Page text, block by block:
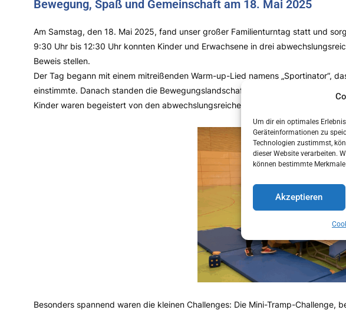
Um dir ein optimales
Geräteinformationen zu
Technologien zustimmst,
dieser Website verarbeiten.
können bestimmte
Akzeptieren
Bewegung, Spaß und Gemeinschaft am 18. Mai 2025
Am Samstag, den 18. Mai 2025, fand unser großer Familienturntag statt und
9:30 Uhr bis 12:30 Uhr konnten Kinder und Erwachsene in drei
Beweis stellen.
Der Tag begann mit einem mitreißenden Warm-up-Lied namens „Sportinator“,
einstimmte. Danach standen die Bewegungslandschaften im Mittelpunkt, die
Kinder waren begeistert von den abwechslungsreichen Herausforderungen, die
Besonders spannend waren die kleinen Challenges: Die Mini-Tramp-